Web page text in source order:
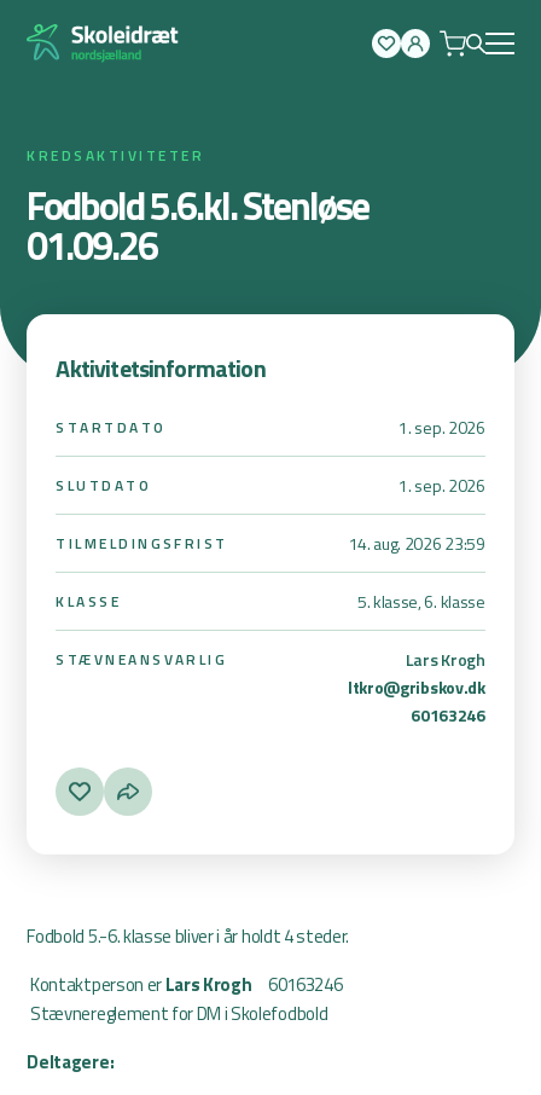
KREDSAKTIVITETER
Fodbold 5.6.kl. Stenløse
01.09.26
Aktivitetsinformation
STARTDATO 1. sep. 2026
SLUTDATO 1. sep. 2026
TILMELDINGSFRIST 14. aug. 2026 23:59
KLASSE 5. klasse, 6. klasse
STÆVNEANSVARLIG
Lars Krogh
ltkro@gribskov.dk
60163246
Fodbold 5.-6. klasse bliver i år holdt 4 steder.
Kontaktperson erLars Krogh
60163246
Stævnereglement for DM i Skolefodbold
Deltagere: